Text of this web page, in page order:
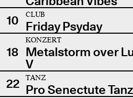
10
CLUB
Friday Psyday
18
KONZERT
Metalstorm over
V
22
TANZ
Pro Senectute